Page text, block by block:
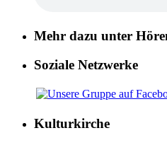
Mehr dazu unter
Soziale Netzwerke
Kulturkirche